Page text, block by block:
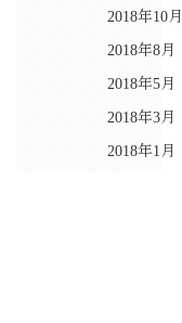
2018年10月
2018年8月
2018年5月
2018年3月
2018年1月